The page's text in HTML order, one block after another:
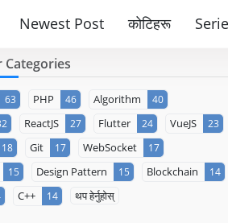
Newest Post कोटिहरू
Categories
63 PHP 46 Algorithm 40
ReactJS 27 Flutter 24 VueJS 23
18 Git 17 WebSocket 17
15 Design Pattern 15 Blockchain 14
C++ 14 थप हेर्नुहोस्